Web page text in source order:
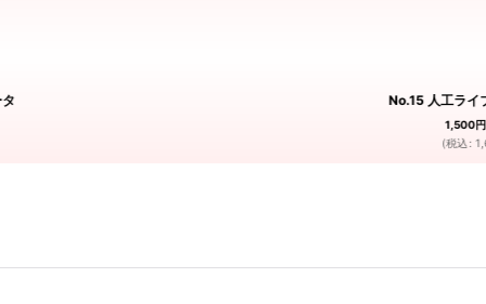
No.15 人工ラ
1,500円
(税込: